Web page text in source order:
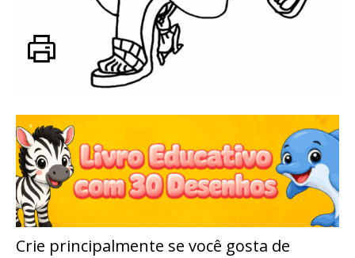
Crie principalmente se você gosta de